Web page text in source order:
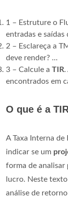
1 – Estruture o
entradas e saídas
2 – Esclareça a
deve render? ...
3 – Calcule a TIR.
encontrados em
O que é a
A Taxa Interna de
indicar se um
forma de analisar
lucro. Neste
análise de